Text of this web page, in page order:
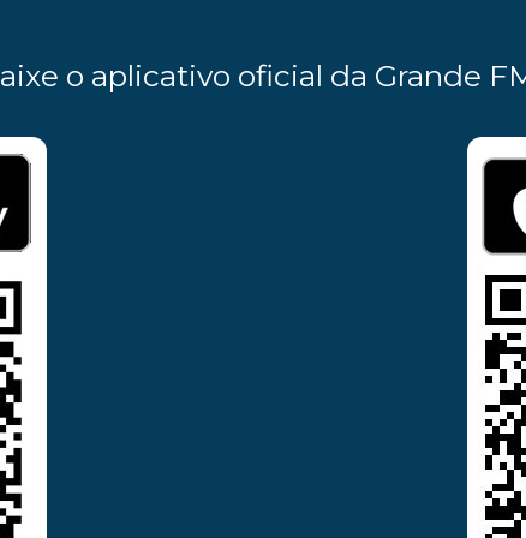
o aplicativo oficial da Grande